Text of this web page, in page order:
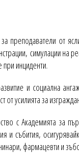
преподаватели от
симулации на
при инциденти.
и социална
усилията за
с Академията за
събития,
фармацевти и